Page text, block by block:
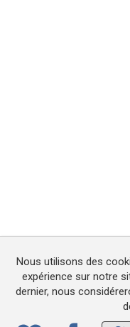
Nous utilisons des
expérience sur notre
dernier, nous